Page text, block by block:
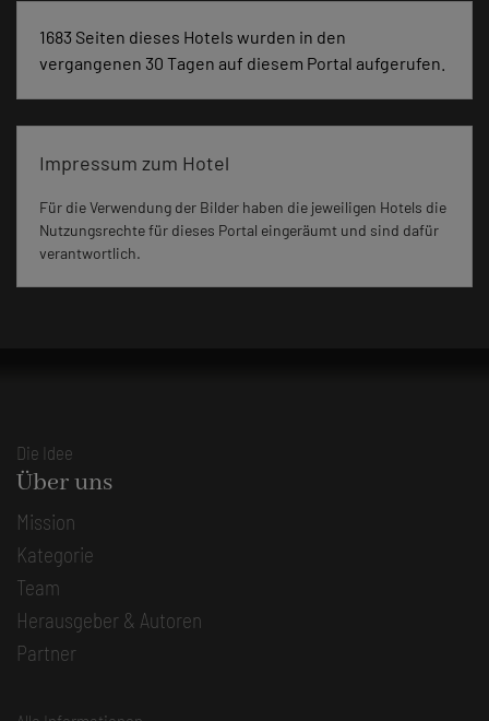
1683 Seiten dieses Hotels wurden in den
vergangenen 30 Tagen auf diesem Portal aufgerufen.
Impressum zum Hotel
Für die Verwendung der Bilder haben die jeweiligen Hotels die
Nutzungsrechte für dieses Portal eingeräumt und sind dafür
verantwortlich.
Die Idee
Über uns
Mission
Kategorie
Team
Herausgeber & Autoren
Partner